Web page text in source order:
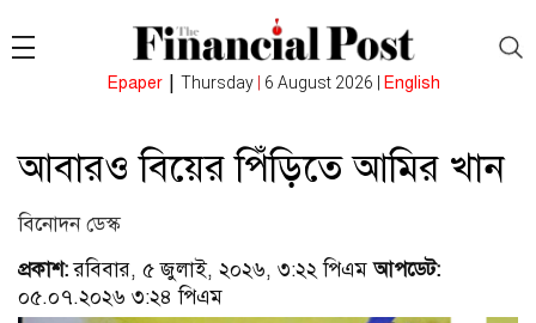
Epaper| Thursday 6 August 2026 | English
আবারও বিয়ের পিঁড়িতে আমির খান
বিনোদন ডেস্ক
প্রকাশ:রবিবার, ৫ জুলাই, ২০২৬, ৩:২২ পিএমআপডেট:
০৫.০৭.২০২৬ ৩:২৪ পিএম